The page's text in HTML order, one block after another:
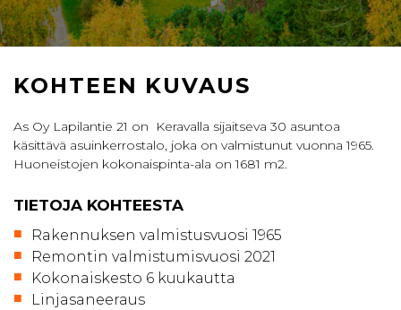
KOHTEEN KUVAUS
As Oy Lapilantie 21 on Keravalla sijaitseva 30 asuntoa
käsittävä asuinkerrostalo, joka on valmistunut vuonna 1965.
Huoneistojen kokonaispinta-ala on 1681 m2.
TIETOJA KOHTEESTA
Rakennuksen valmistusvuosi 1965
Remontin valmistumisvuosi 2021
Kokonaiskesto 6 kuukautta
Linjasaneeraus